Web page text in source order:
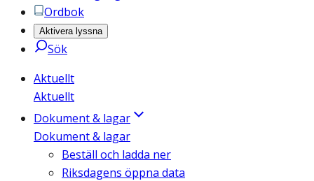
Ordbok
Aktivera lyssna
Sök
Aktuellt
Aktuellt
Dokument & lagar
Dokument & lagar
Beställ och ladda ner
Riksdagens öppna data